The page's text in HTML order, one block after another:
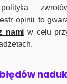
polityka
opinii to
nami w celu